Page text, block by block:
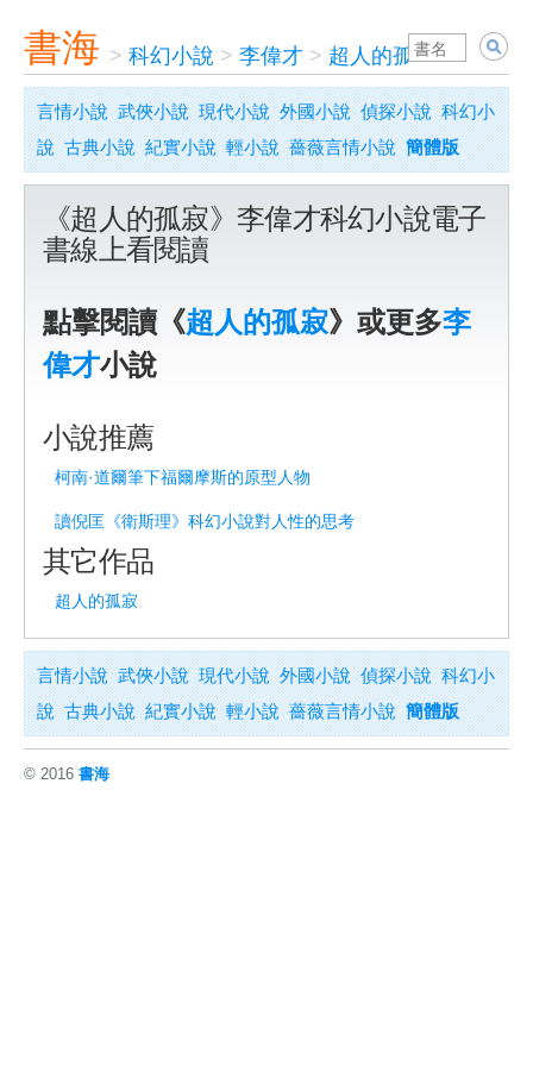
書海 > 科幻小說 > 李偉才 > 超人的孤寂
言情小說 武俠小說 現代小說 外國小說 偵探小說 科幻小
說 古典小說 紀實小說 輕小說 薔薇言情小說 簡體版
《超人的孤寂》李偉才科幻小說電子
書線上看閱讀
點擊閱讀《超人的孤寂》或更多李
偉才小說
小說推薦
柯南·道爾筆下福爾摩斯的原型人物
讀倪匡《衛斯理》科幻小說對人性的思考
其它作品
超人的孤寂
言情小說 武俠小說 現代小說 外國小說 偵探小說 科幻小
說 古典小說 紀實小說 輕小說 薔薇言情小說 簡體版
© 2016 書海